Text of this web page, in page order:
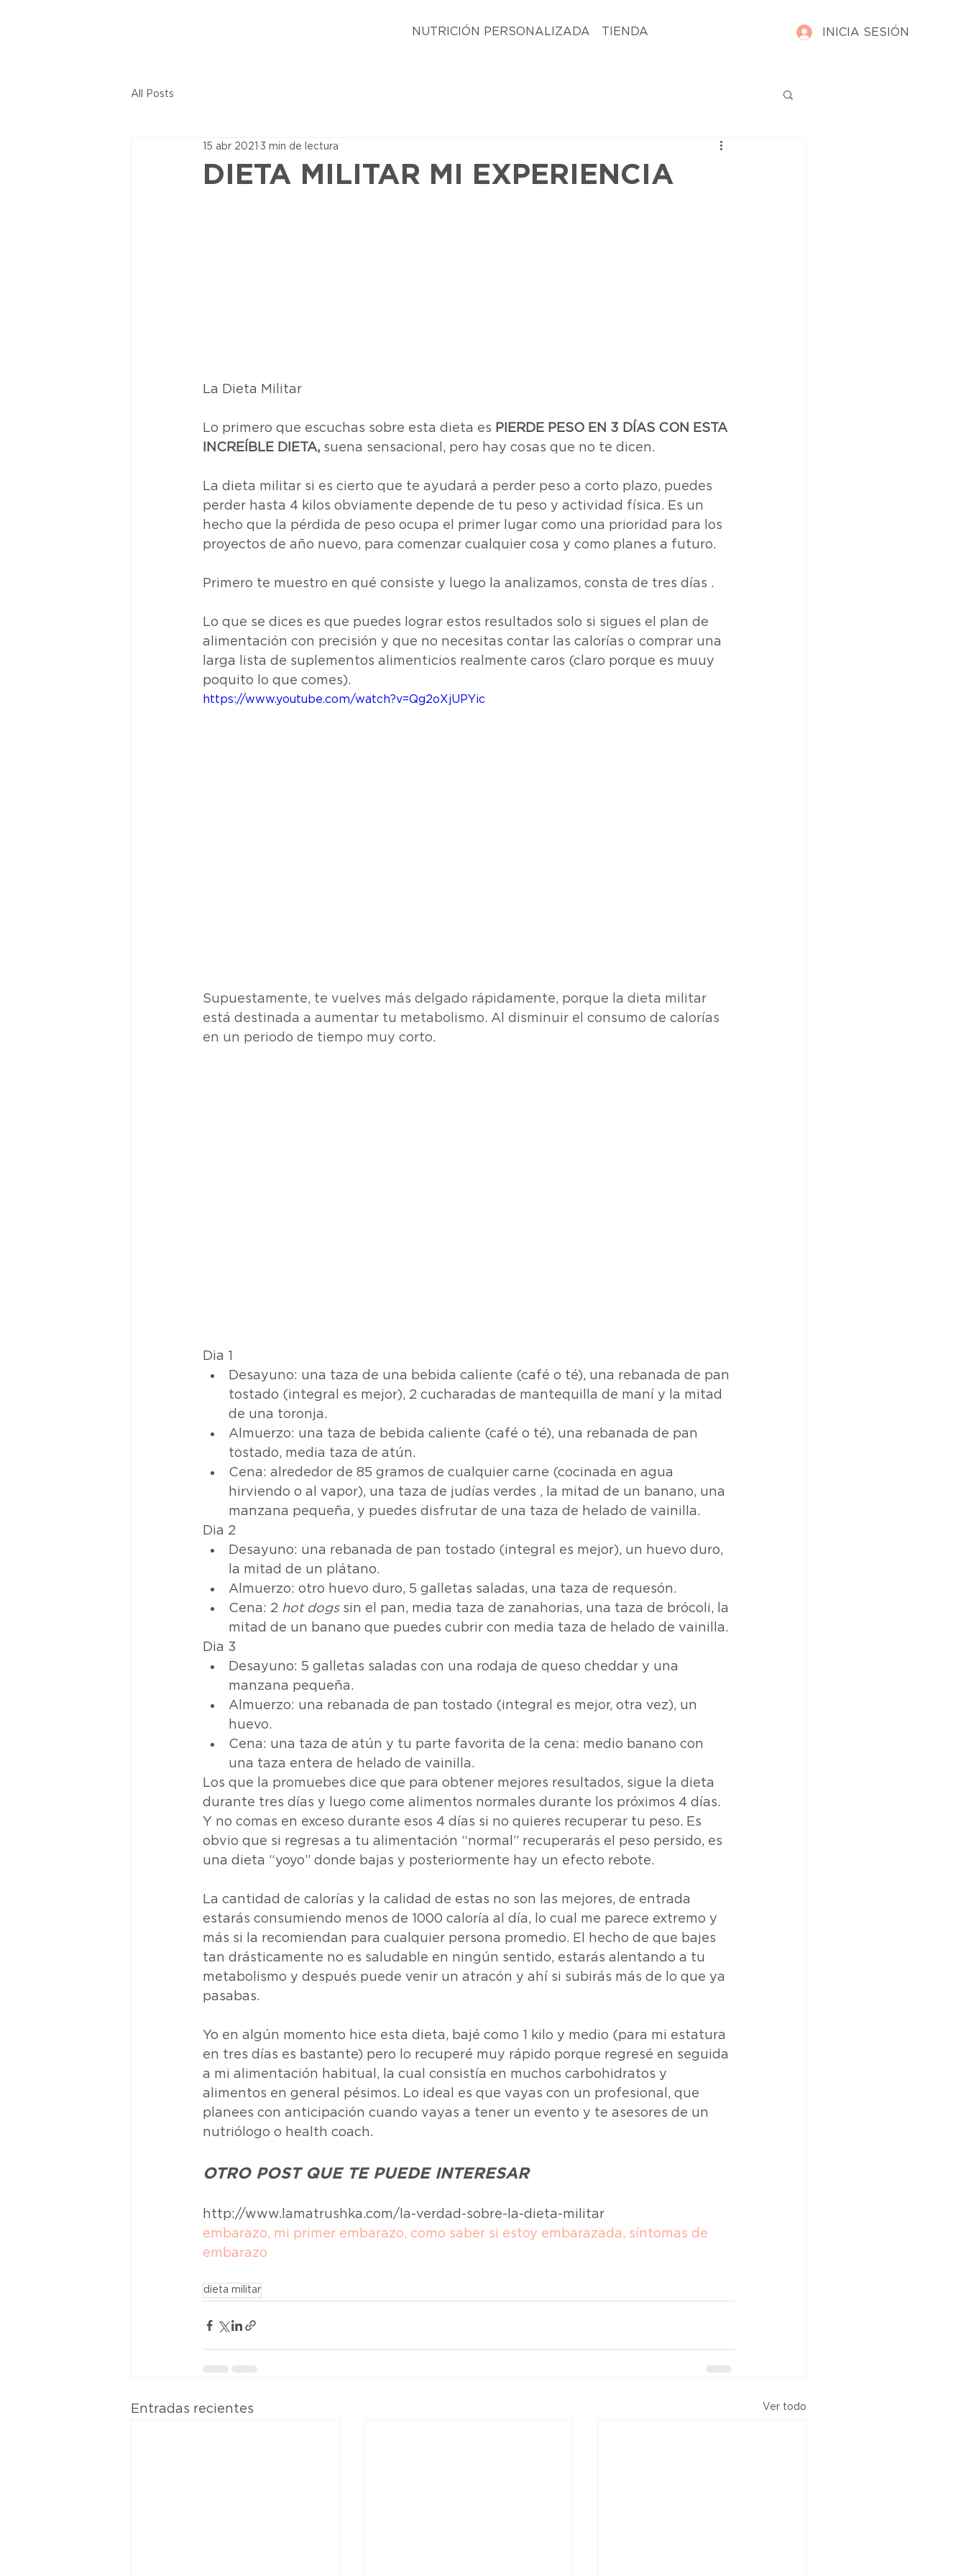
NUTRICIÓN PERSONALIZADA TIENDA INICIA SESIÓN
All Posts
DIETA MILITAR MI EXPERIENCIA
15 abr 2021 3 min de lectura
La Dieta Militar
Lo primero que escuchas sobre esta dieta es PIERDE PESO EN 3 DÍAS CON ESTA
INCREÍBLE DIETA, suena sensacional, pero hay cosas que no te dicen.
La dieta militar si es cierto que te ayudará a perder peso a corto plazo, puedes
perder hasta 4 kilos obviamente depende de tu peso y actividad física. Es un
hecho que la pérdida de peso ocupa el primer lugar como una prioridad para los
proyectos de año nuevo, para comenzar cualquier cosa y como planes a futuro.
Primero te muestro en qué consiste y luego la analizamos, consta de tres días .
Lo que se dices es que puedes lograr estos resultados solo si sigues el plan de
alimentación con precisión y que no necesitas contar las calorías o comprar una
larga lista de suplementos alimenticios realmente caros (claro porque es muuy
poquito lo que comes).
https://www.youtube.com/watch?v=Qg2oXjUPYic
Supuestamente, te vuelves más delgado rápidamente, porque la dieta militar
está destinada a aumentar tu metabolismo. Al disminuir el consumo de calorías
en un periodo de tiempo muy corto.
Dia 1
Desayuno: una taza de una bebida caliente (café o té), una rebanada de pan
tostado (integral es mejor), 2 cucharadas de mantequilla de maní y la mitad
de una toronja.
Almuerzo: una taza de bebida caliente (café o té), una rebanada de pan
tostado, media taza de atún.
Cena: alrededor de 85 gramos de cualquier carne (cocinada en agua
hirviendo o al vapor), una taza de judías verdes , la mitad de un banano, una
manzana pequeña, y puedes disfrutar de una taza de helado de vainilla.
Dia 2
Desayuno: una rebanada de pan tostado (integral es mejor), un huevo duro,
la mitad de un plátano.
Almuerzo: otro huevo duro, 5 galletas saladas, una taza de requesón.
Cena: 2 hot dogs sin el pan, media taza de zanahorias, una taza de brócoli, la
mitad de un banano que puedes cubrir con media taza de helado de vainilla.
Dia 3
Desayuno: 5 galletas saladas con una rodaja de queso cheddar y una
manzana pequeña.
Almuerzo: una rebanada de pan tostado (integral es mejor, otra vez), un
huevo.
Cena: una taza de atún y tu parte favorita de la cena: medio banano con
una taza entera de helado de vainilla.
Los que la promuebes dice que para obtener mejores resultados, sigue la dieta
durante tres días y luego come alimentos normales durante los próximos 4 días.
Y no comas en exceso durante esos 4 días si no quieres recuperar tu peso. Es
obvio que si regresas a tu alimentación “normal” recuperarás el peso persido, es
una dieta “yoyo” donde bajas y posteriormente hay un efecto rebote.
La cantidad de calorías y la calidad de estas no son las mejores, de entrada
estarás consumiendo menos de 1000 caloría al día, lo cual me parece extremo y
más si la recomiendan para cualquier persona promedio. El hecho de que bajes
tan drásticamente no es saludable en ningún sentido, estarás alentando a tu
metabolismo y después puede venir un atracón y ahí si subirás más de lo que ya
pasabas.
Yo en algún momento hice esta dieta, bajé como 1 kilo y medio (para mi estatura
en tres días es bastante) pero lo recuperé muy rápido porque regresé en seguida
a mi alimentación habitual, la cual consistía en muchos carbohidratos y
alimentos en general pésimos. Lo ideal es que vayas con un profesional, que
planees con anticipación cuando vayas a tener un evento y te asesores de un
nutriólogo o health coach.
OTRO POST QUE TE PUEDE INTERESAR
http://www.lamatrushka.com/la-verdad-sobre-la-dieta-militar
embarazo, mi primer embarazo, como saber si estoy embarazada, síntomas de
embarazo
dieta militar
Entradas recientes Ver todo